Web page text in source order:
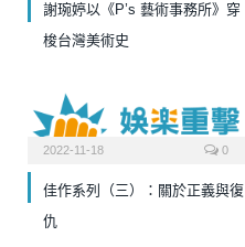
謝琬婷以《P’s 藝術事務所》穿
梭台灣美術史
2022-11-18 0
佳作系列（三）：關於正義與復
仇